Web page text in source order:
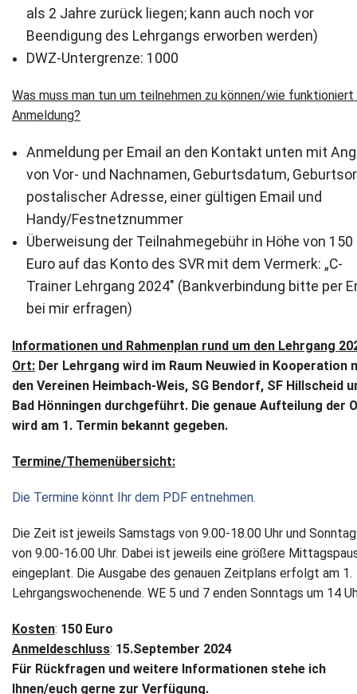
als 2 Jahre zurück liegen; kann auch noch vor
Beendigung des Lehrgangs erworben werden)
DWZ-Untergrenze: 1000
Was muss man tun um teilnehmen zu können/wie funktioniert
Anmeldung?
Anmeldung per Email an den Kontakt unten mit
von Vor- und Nachnamen, Geburtsdatum,
postalischer Adresse, einer gültigen Email und
Handy/Festnetznummer
Überweisung der Teilnahmegebühr in Höhe von 150
Euro auf das Konto des SVR mit dem Vermerk: „C-
Trainer Lehrgang 2024" (Bankverbindung bitte per
bei mir erfragen)
Informationen und Rahmenplan rund um den Lehrgang
Ort: Der Lehrgang wird im Raum Neuwied in Kooperation
den Vereinen Heimbach-Weis, SG Bendorf, SF Hillscheid
Bad Hönningen durchgeführt. Die genaue Aufteilung der
wird am 1. Termin bekannt gegeben.
Termine/Themenübersicht:
Die Termine könnt Ihr dem PDF entnehmen.
Die Zeit ist jeweils Samstags von 9.00-18.00 Uhr und
von 9.00-16.00 Uhr. Dabei ist jeweils eine größere
eingeplant. Die Ausgabe des genauen Zeitplans erfolgt am 1.
Lehrgangswochenende. WE 5 und 7 enden Sonntags um 14
Kosten: 150 Euro
Anmeldeschluss: 15.September 2024
Für Rückfragen und weitere Informationen stehe ich
Ihnen/euch gerne zur Verfügung.